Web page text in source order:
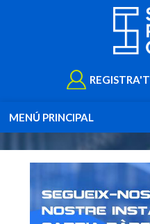
REGISTRA'T
MENÚ PRINCIPAL